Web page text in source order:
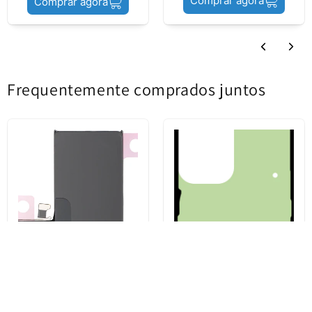
Frequentemente comprados juntos